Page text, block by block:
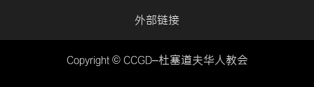
外部链接
Copyright © CCGD–杜塞道夫华人教会